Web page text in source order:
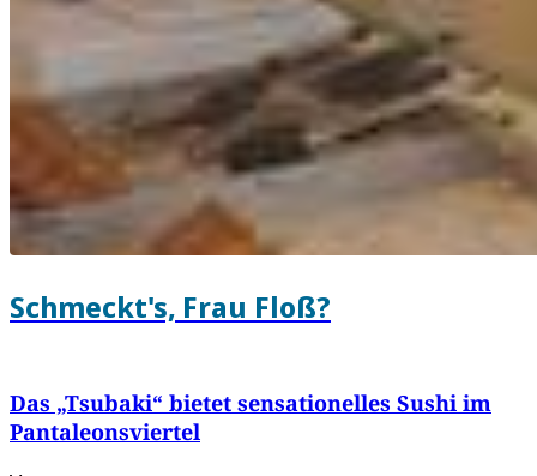
Schmeckt's, Frau Floß?
Das „Tsubaki“ bietet sensationelles Sushi im
Pantaleonsviertel